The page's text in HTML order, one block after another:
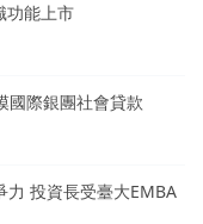
功能上市
國際銀團社會貸款
力 投資長受臺大EMBA